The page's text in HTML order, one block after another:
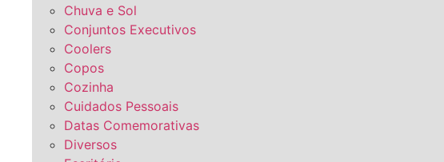
Chuva e Sol
Conjuntos Executivos
Coolers
Copos
Cozinha
Cuidados Pessoais
Datas Comemorativas
Diversos